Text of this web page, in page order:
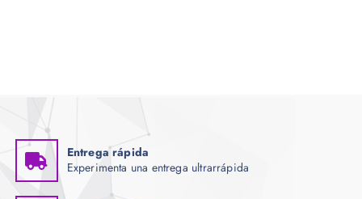
Entrega rápida
Experimenta una entrega ultrarrápida